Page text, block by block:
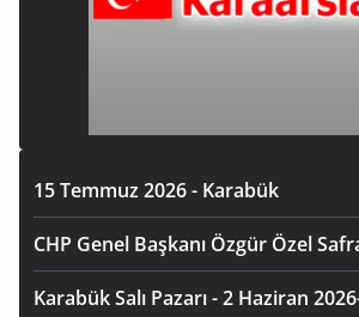
15 Temmuz 2026 - Karabük
CHP Genel Başkanı Özgür Özel
Karabük Salı Pazarı - 2 Haziran